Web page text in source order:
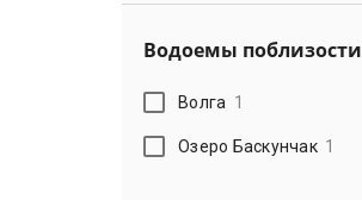
Водоемы поблизости
Волга 1
Озеро Баскунчак 1